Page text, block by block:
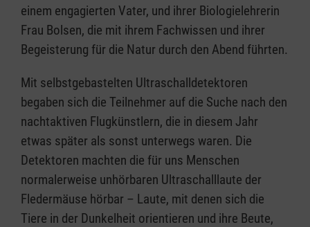
einem engagierten Vater, und ihrer Biologielehrerin
Frau Bolsen, die mit ihrem Fachwissen und ihrer
Begeisterung für die Natur durch den Abend führten.
Mit selbstgebastelten Ultraschalldetektoren
begaben sich die Teilnehmer auf die Suche nach den
nachtaktiven Flugkünstlern, die in diesem Jahr
etwas später als sonst unterwegs waren. Die
Detektoren machten die für uns Menschen
normalerweise unhörbaren Ultraschalllaute der
Fledermäuse hörbar – Laute, mit denen sich die
Tiere in der Dunkelheit orientieren und ihre Beute,